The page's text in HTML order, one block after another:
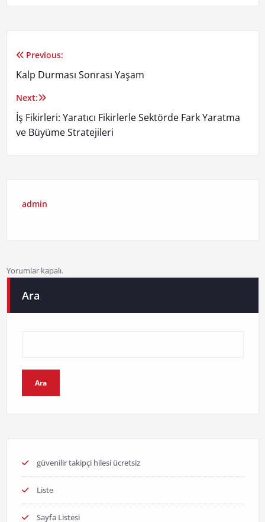
Yazı
gezinmesi
Previous:
Kalp Durması Sonrası Yaşam
Next:
İş Fikirleri: Yaratıcı Fikirlerle Sektörde Fark Yaratma
ve Büyüme Stratejileri
admin
Yorumlar kapalı.
Ara
Ara
güvenilir takipçi hilesi ücretsiz
Liste
Sayfa Listesi